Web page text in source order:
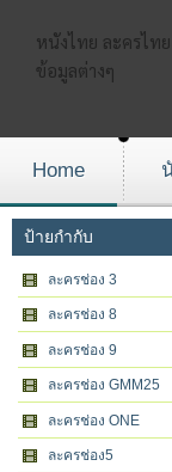
หนังไทย ละครไท
ข้อมูลต่างๆ
Home
ป้ายกำกับ
ละครช่อง 3
ละครช่อง 8
ละครช่อง 9
ละครช่อง GMM25
ละครช่อง ONE
ละครช่อง5